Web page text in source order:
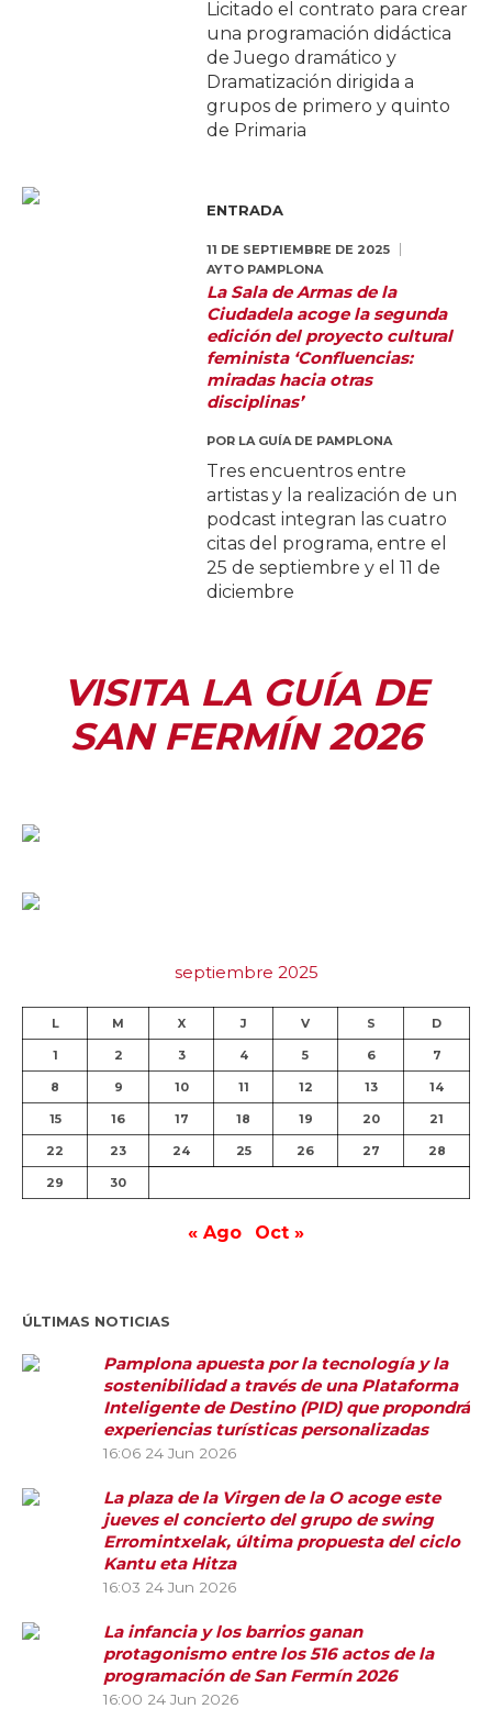
Licitado el contrato para crear
una programación didáctica
de Juego dramático y
Dramatización dirigida a
grupos de primero y quinto
de Primaria
ENTRADA
11 DE SEPTIEMBRE DE 2025
AYTO PAMPLONA
La Sala de Armas de la
Ciudadela acoge la segunda
edición del proyecto cultural
feminista ‘Confluencias:
miradas hacia otras
disciplinas’
POR LA GUÍA DE PAMPLONA
Tres encuentros entre
artistas y la realización de un
podcast integran las cuatro
citas del programa, entre el
25 de septiembre y el 11 de
diciembre
VISITA LA GUÍA DE
SAN FERMÍN 2026
septiembre 2025
L M X J V S D
1 2 3 4 5 6 7
8 9 10 11 12 13 14
15 16 17 18 19 20 21
22 23 24 25 26 27 28
29 30
« Ago Oct »
ÚLTIMAS NOTICIAS
Pamplona apuesta por la tecnología y la
sostenibilidad a través de una Plataforma
Inteligente de Destino (PID) que propondrá
experiencias turísticas personalizadas
16:06 24 Jun 2026
La plaza de la Virgen de la O acoge este
jueves el concierto del grupo de swing
Erromintxelak, última propuesta del ciclo
Kantu eta Hitza
16:03 24 Jun 2026
La infancia y los barrios ganan
protagonismo entre los 516 actos de la
programación de San Fermín 2026
16:00 24 Jun 2026